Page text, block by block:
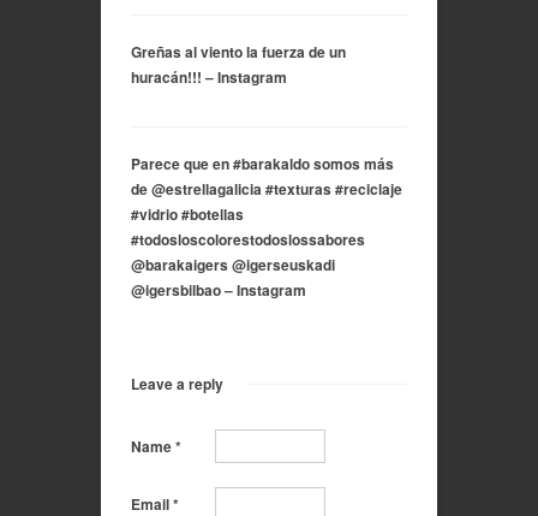
Greñas al viento la fuerza de un
huracán!!! – Instagram
Parece que en #barakaldo somos más
de @estrellagalicia #texturas #reciclaje
#vidrio #botellas
#todosloscolorestodoslossabores
@barakaigers @igerseuskadi
@igersbilbao – Instagram
Leave a reply
Name*
Email*